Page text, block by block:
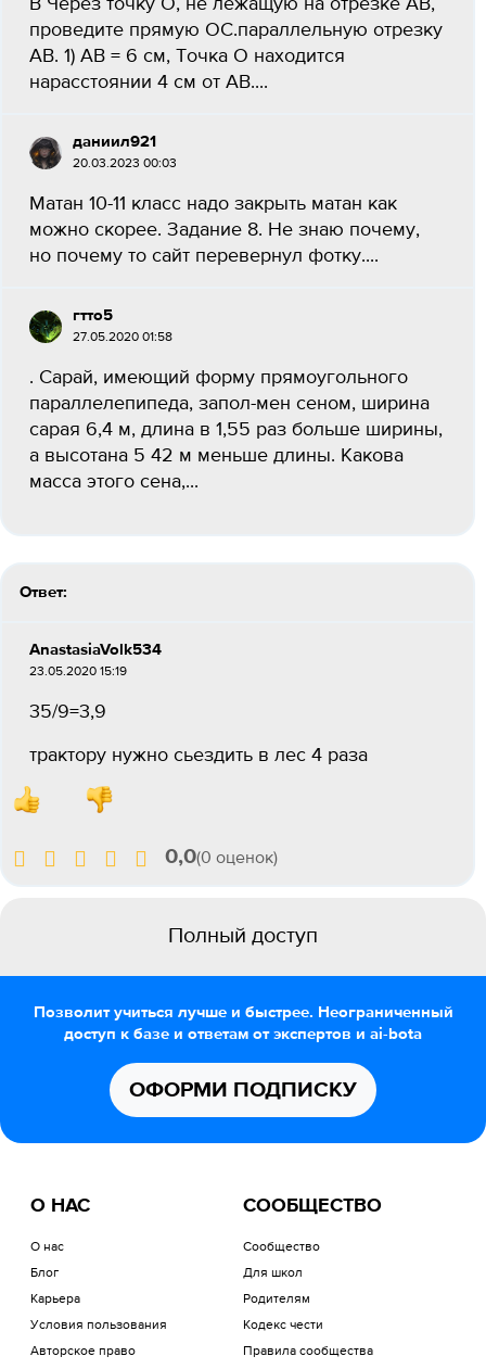
В Через точку О, не лежащую на отрезке AB,
проведите прямую OC.параллельную отрезку
AB. 1) АВ = 6 см, Точка О находится
нарасстоянии 4 см от AB​....
даниил921
20.03.2023 00:03
Матан 10-11 класс надо закрыть матан как
можно скорее. Задание 8. Не знаю почему,
но почему то сайт перевернул фотку....
гтто5
27.05.2020 01:58
. Сарай, имеющий форму прямоугольного
параллелепипеда, запол-мен сеном, ширина
сарая 6,4 м, длина в 1,55 раз больше ширины,
а высотана 5 42 м меньше длины. Какова
масса этого сена,...
Ответ:
AnastasiaVolk534
23.05.2020 15:19
35/9=3,9
трактору нужно сьездить в лес 4 раза
0,0(0 оценок)
Полный доступ
Позволит учиться лучше и быстрее. Неограниченный
доступ к базе и ответам от экспертов и ai-bota
ОФОРМИ ПОДПИСКУ
О НАС
О нас
Блог
Карьера
Условия пользования
Авторское право
СООБЩЕСТВО
Сообщество
Для школ
Родителям
Кодекс чести
Правила сообщества